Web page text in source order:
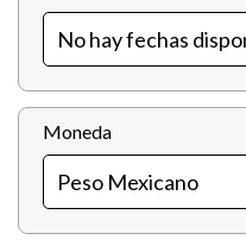
Moneda